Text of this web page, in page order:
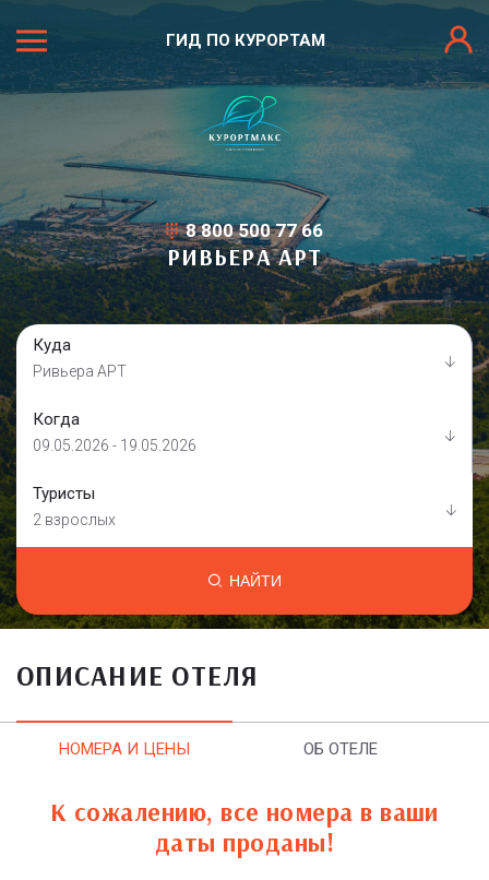
ГИД ПО КУРОРТАМ
8 800 500 77 66
РИВЬЕРА АРТ
Куда
Ривьера АРТ
Когда
09.05.2026 - 19.05.2026
Туристы
2 взрослых
НАЙТИ
ОПИСАНИЕ ОТЕЛЯ
НОМЕРА И ЦЕНЫ ОБ ОТЕЛЕ
К сожалению, все номера в ваши
даты проданы!